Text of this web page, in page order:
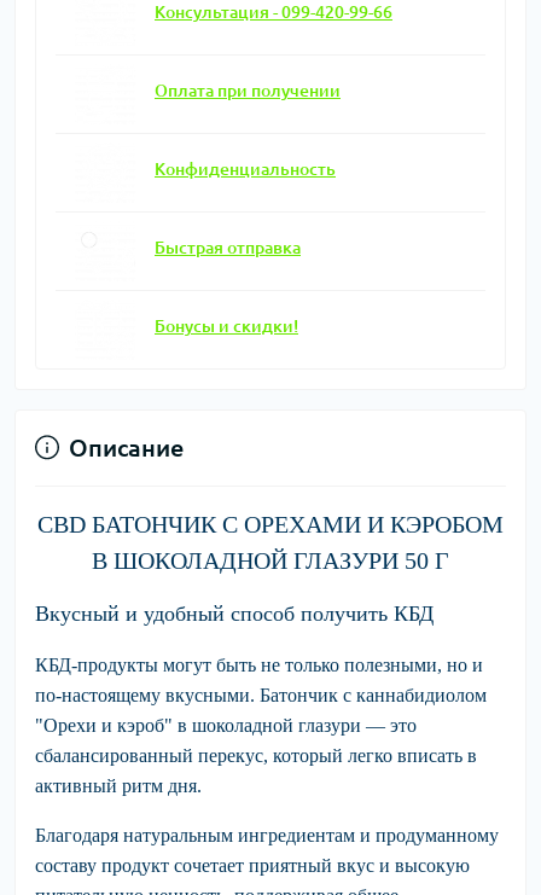
Консультация - 099-420-99-66
Оплата при получении
Конфиденциальность
Быстрая отправка
Бонусы и скидки!
Описание
CBD БАТОНЧИК С ОРЕХАМИ И КЭРОБОМ
В ШОКОЛАДНОЙ ГЛАЗУРИ 50 Г
Вкусный и удобный способ получить КБД
КБД-продукты могут быть не только полезными, но и
по-настоящему вкусными. Батончик с каннабидиолом
"Орехи и кэроб" в шоколадной глазури — это
сбалансированный перекус, который легко вписать в
активный ритм дня.
Благодаря натуральным ингредиентам и продуманному
составу продукт сочетает приятный вкус и высокую